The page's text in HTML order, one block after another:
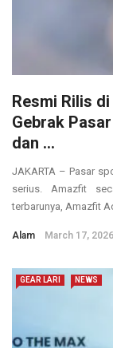
Resmi Rilis
Gebrak
dan ...
JAKARTA – Pasar
serius. Amazfit
terbarunya, Amazfit
Alam March 17, 2026
GEAR LARI NEWS